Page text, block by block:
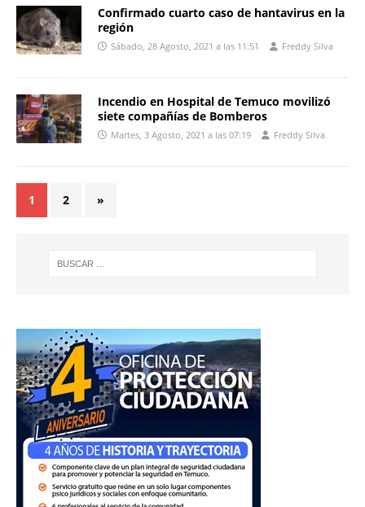
Confirmado cuarto caso de hantavirus en la
región
Sábado, 28 Agosto, 2021 a las 11:51 Freddy Silva
Incendio en Hospital de Temuco movilizó
siete compañías de Bomberos
Martes, 3 Agosto, 2021 a las 07:19 Freddy Silva
1 2 »